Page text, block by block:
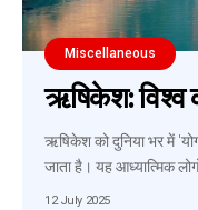
Miscellaneous
ऋषिकेश: विश्व
ऋषिकेश को दुनिया भर में
जाता है। यह आध्यात्मिक
12 July 2025